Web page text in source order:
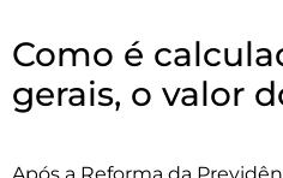
Como é
gerais, o valor